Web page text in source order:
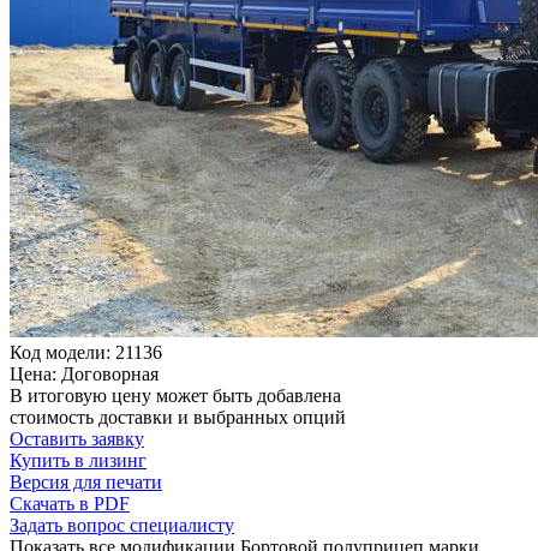
Код модели: 21136
Цена: Договорная
В итоговую цену может быть добавлена
стоимость доставки и выбранных опций
Оставить заявку
Купить в лизинг
Версия для печати
Скачать в PDF
Задать вопрос специалисту